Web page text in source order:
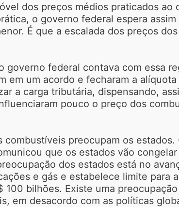
dos preços médios praticados
o governo federal espera
É que a escalada dos preços
governo federal contava com essa
em um acordo e fecharam a
a carga tributária, dispensando,
pouco o preço dos
preocupam os
que os estados vão
dos estados está no
e gás e estabelece limite para
100 bilhões. Existe uma
em desacordo com as políticas